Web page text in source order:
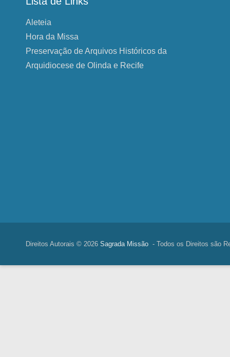
Aleteia
Hora da Missa
Preservação de Arquivos Históricos da
Arquidiocese de Olinda e Recife
Direitos Autorais © 2026 Sagrada Missão - Todos os Direitos são